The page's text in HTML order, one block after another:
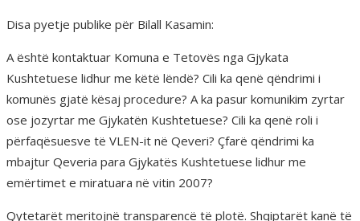
Disa pyetje publike për Bilall Kasamin:
A është kontaktuar Komuna e Tetovës nga Gjykata
Kushtetuese lidhur me këtë lëndë? Cili ka qenë qëndrimi i
komunës gjatë kësaj procedure? A ka pasur komunikim zyrtar
ose jozyrtar me Gjykatën Kushtetuese? Cili ka qenë roli i
përfaqësuesve të VLEN-it në Qeveri? Çfarë qëndrimi ka
mbajtur Qeveria para Gjykatës Kushtetuese lidhur me
emërtimet e miratuara në vitin 2007?
Qytetarët meritojnë transparencë të plotë. Shqiptarët kanë të